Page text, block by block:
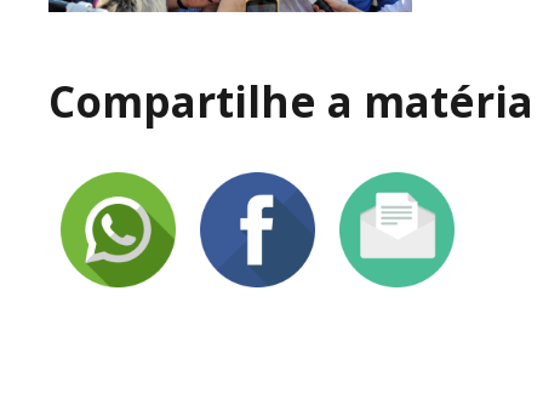
Compartilhe a